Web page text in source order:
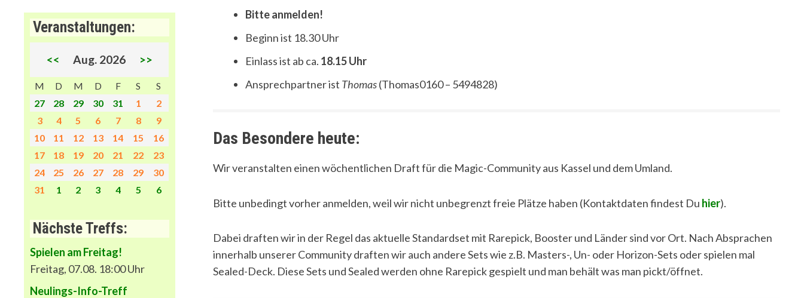
Veranstaltungen:
<< Aug. 2026 >>
M D M D F S
S
27
28 29 30 31 1
2
3
4 5 6 7 8
9
10
11 12 13 14 15
16
17
18 19 20 21 22
23
24
25 26 27 28 29
30
31
1 2 3 4 5 6
Nächste Treffs:
Spielen am Freitag!
Freitag, 07.08. 18:00 Uhr
Neulings-Info-Treff
Bitte anmelden!
Beginn ist 18.30 Uhr
Einlass ist ab ca. 18.15 Uhr
Ansprechpartner ist Thomas(Thomas0160 – 5494828)
Das Besondere heute:
Wir veranstalten einen wöchentlichen Draft für die Magic-Community aus Kassel und dem Umland.
Bitte unbedingt vorher anmelden, weil wir nicht unbegrenzt freie Plätze haben (Kontaktdaten findest Du hier).
Dabei draften wir in der Regel das aktuelle Standardset mit Rarepick, Booster und Länder sind vor Ort. Nach Absprachen
innerhalb unserer Community draften wir auch andere Sets wie z.B. Masters-, Un- oder Horizon-Sets oder spielen mal
Sealed-Deck. Diese Sets und Sealed werden ohne Rarepick gespielt und man behält was man pickt/öffnet.